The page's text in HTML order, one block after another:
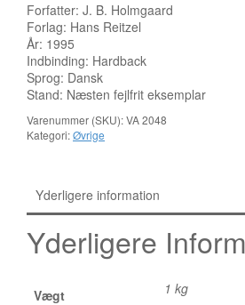
Forfatter: J. B. Holmgaard
Forlag: Hans Reitzel
År: 1995
Indbinding: Hardback
Sprog: Dansk
Stand: Næsten fejlfrit eksemplar
Varenummer (SKU):VA 2048
Kategori:Øvrige
Yderligere information
Yderligere
Vægt 1 kg